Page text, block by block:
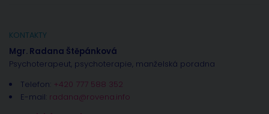
KONTAKTY
Mgr. Radana Štěpánková
Psychoterapeut, psychoterapie, manželská poradna
Telefon: +420 777 588 352
E-mail: radana@rovena.info